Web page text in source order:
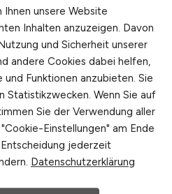
unsere Website
Inhalten anzuzeigen. Davon
und Sicherheit unserer
andere Cookies dabei helfen,
Funktionen anzubieten. Sie
Statistikzwecken. Wenn Sie auf
Sie der Verwendung aller
Einstellungen" am Ende
jederzeit
Datenschutzerklärung